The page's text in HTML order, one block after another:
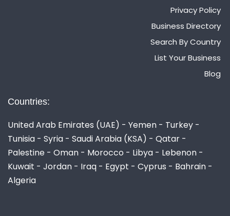
Privacy Policy
Business Directory
Search By Country
List Your Business
Blog
Countries:
United Arab Emirates (UAE) - Yemen - Turkey -
Tunisia - Syria - Saudi Arabia (KSA) - Qatar -
Palestine - Oman - Morocco - Libya - Lebenon -
Kuwait - Jordan - Iraq - Egypt - Cyprus - Bahrain -
Algeria